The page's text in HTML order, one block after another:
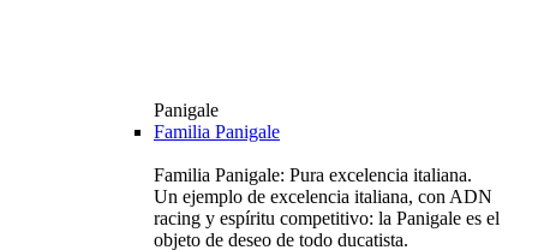
Panigale
Familia Panigale
Familia Panigale: Pura excelencia italiana.
Un ejemplo de excelencia italiana, con ADN
racing y espíritu competitivo: la Panigale es el
objeto de deseo de todo ducatista.